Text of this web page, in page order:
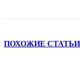
ПОХОЖИЕ СТАТЬИ